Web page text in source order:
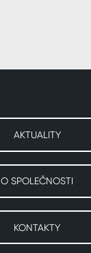
AKTUALITY
O SPOLEČNOSTI
KONTAKTY